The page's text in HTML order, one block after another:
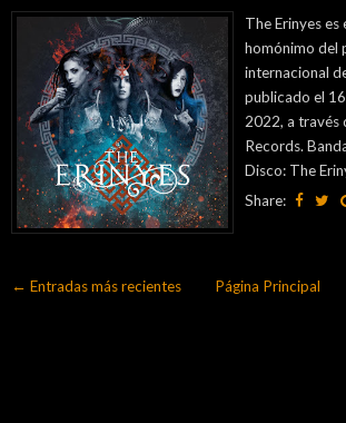
The Erinyes
homónimo del
internacional
publicado el
2022, a través
Records.
Disco: The
Share:
← Entradas más recientes Página Principal